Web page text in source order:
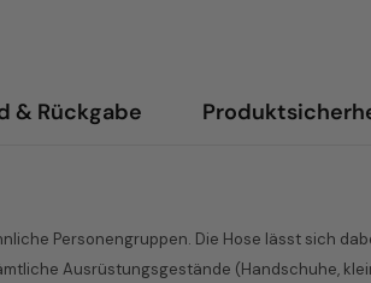
& Rückgabe
Personengruppen. Die Hose lässt sich
Ausrüstungsgestände (Handschuhe,